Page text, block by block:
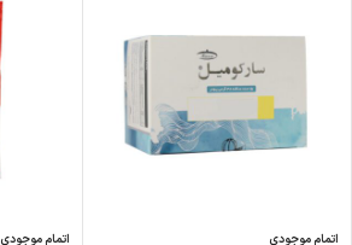
اتمام موجودی اتمام موجودی